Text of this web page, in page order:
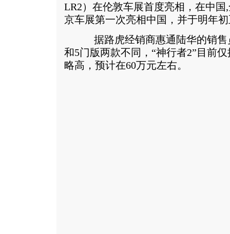
LR2）在伦敦车展首度亮相，在中国
京车展第一次亮相中国，并于明年
据路虎经销商惠通陆华的销售
和5门版两款不同，“神行者2”目前
略高，预计在60万元左右。